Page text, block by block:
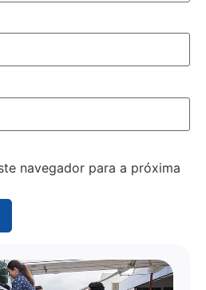
navegador para a próxima